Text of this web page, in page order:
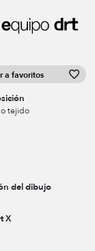
a favoritos
tejido
del dibujo
X